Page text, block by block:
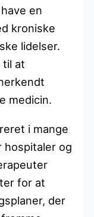
en
kroniske
lidelser.
til at
medicin.
i mange
hospitaler og
for at
der